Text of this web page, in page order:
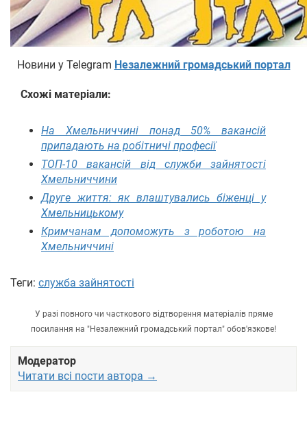
Новини у Telegram Незалежний громадський портал
Схожі матеріали:
На Хмельниччині понад 50% вакансій
припадають на робітничі професії
ТОП-10 вакансій від служби зайнятості
Хмельниччини
Друге життя: як влаштувались біженці у
Хмельницькому
Кримчанам допоможуть з роботою на
Хмельниччині
Теги: служба зайнятості
У разі повного чи часткового відтворення матеріалів пряме
посилання на "Незалежний громадський портал" обов'язкове!
Модератор
Читати всі пости автора →